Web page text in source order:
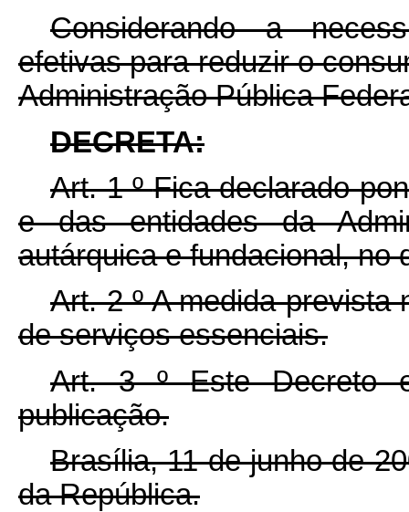
Considerando a
efetivas para reduzir o
Administração Pública
DECRETA:
Art. 1ºFica declarado
e das entidades da
autárquica e fundacional, no
Art. 2ºA medida prevista
de serviços essenciais.
Art. 3ºEste Decreto
publicação.
Brasília, 11 de junho de
da República.